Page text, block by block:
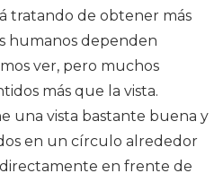
tratando de obtener más
humanos dependen
ver, pero muchos
más que la vista.
una vista bastante buena y
en un círculo alrededor
en frente de